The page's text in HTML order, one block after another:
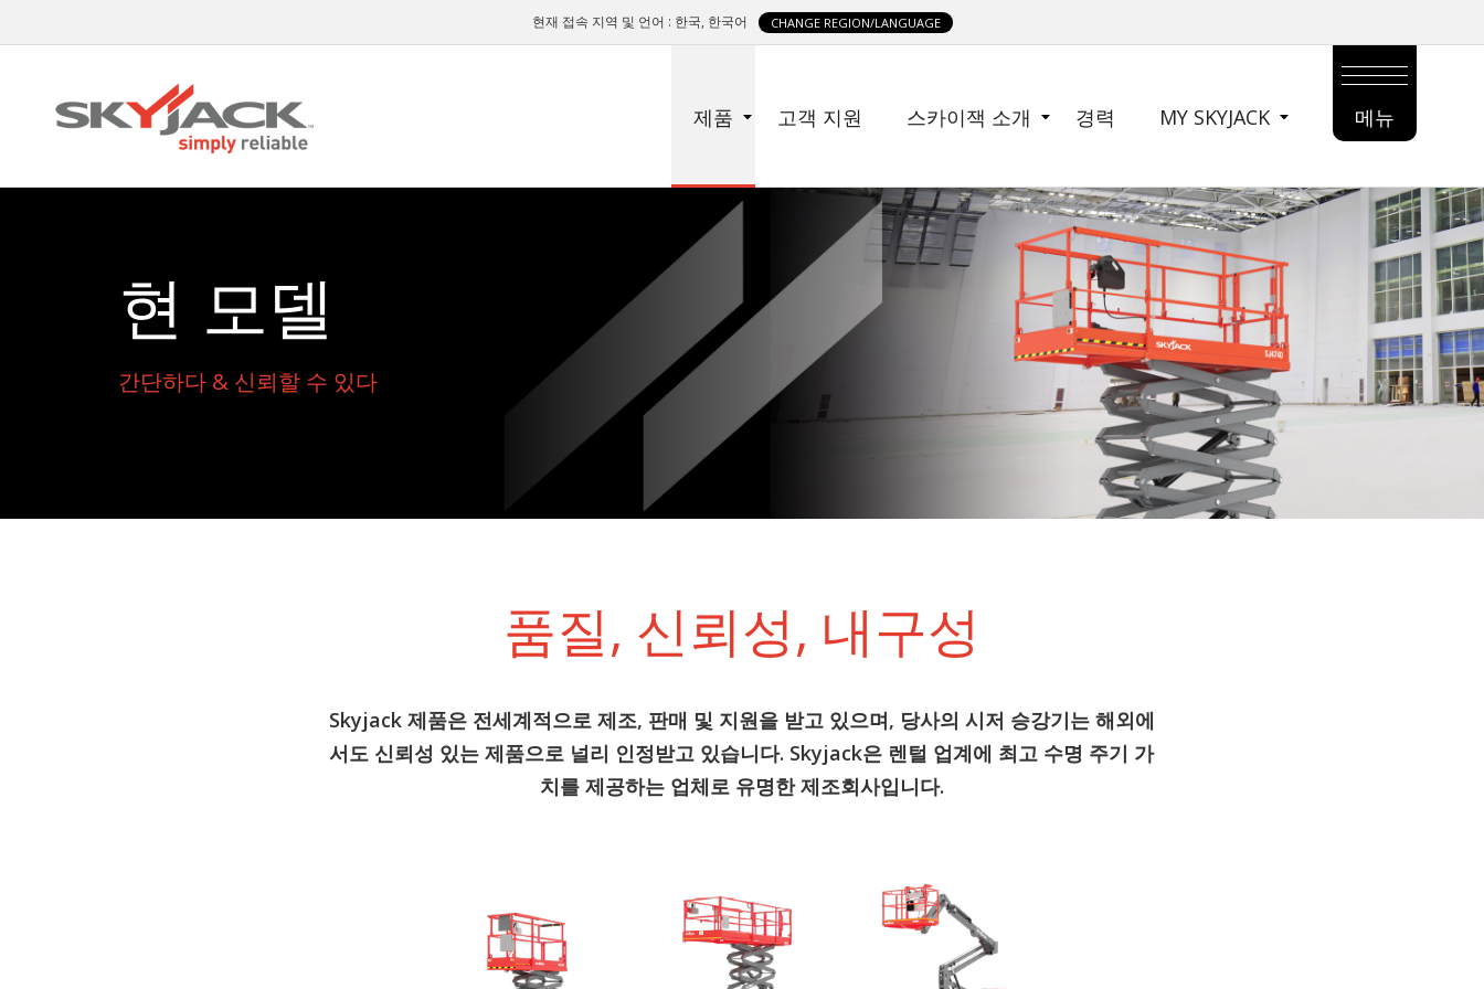
to
content
현재 접속 지역 및 언어 : 한국, 한국어 CHANGE REGION/LANGUAGE
SIDE
MENU
제품 고객 지원 스카이잭 소개 경력 MY SKYJACK
MAIN
MENU
메뉴
현 모델
간단하다 & 신뢰할 수 있다
품질, 신뢰성, 내구성
Skyjack 제품은 전세계적으로 제조, 판매 및 지원을 받고 있으며, 당사의 시저 승강기는 해외에
서도 신뢰성 있는 제품으로 널리 인정받고 있습니다. Skyjack은 렌털 업계에 최고 수명 주기 가
치를 제공하는 업체로 유명한 제조회사입니다.